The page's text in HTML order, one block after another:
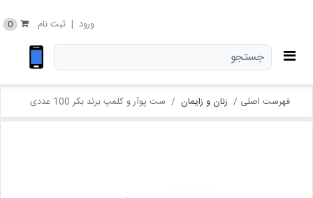
ورود | ثبت نام 0
فهرست اصلی زنان و زایمان ست پوآر و کلمپ برند بکر 100 عددی